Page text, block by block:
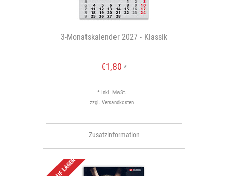
3-Monatskalender 2027 - Klassik
€1,80 *
* Inkl. MwSt.
zzgl. Versandkosten
Zusatzinformation